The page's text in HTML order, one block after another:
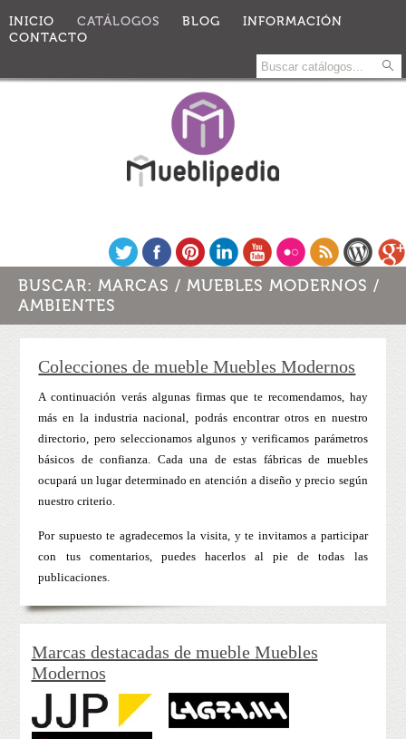
INICIO CATÁLOGOS BLOG
INFORMACIÓN
CONTACTO
BUSCAR: MARCAS / MUEBLES MODERNOS /
AMBIENTES
Colecciones de mueble Muebles Modernos
A continuación verás algunas firmas que te recomendamos, hay
más en la industria nacional, podrás encontrar otros en nuestro
directorio, pero seleccionamos algunos y verificamos parámetros
básicos de confianza. Cada una de estas fábricas de muebles
ocupará un lugar determinado en atención a diseño y precio según
nuestro criterio.
Por supuesto te agradecemos la visita, y te invitamos a participar
con tus comentarios, puedes hacerlos al pie de todas las
publicaciones.
Marcas destacadas de mueble Muebles
Modernos